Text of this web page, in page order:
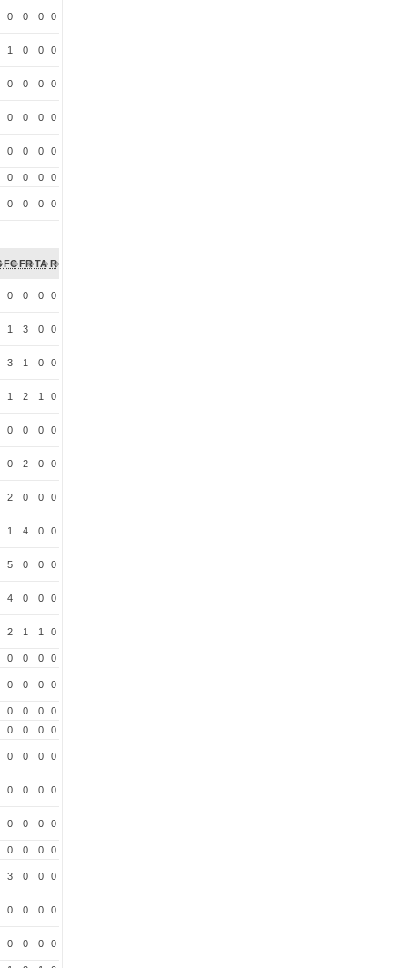
0 0 0 0
1 0 0 0
0 0 0 0
0 0 0 0
0 0 0 0
0 0 0 0
0 0 0 0
FC FR TA R
0 0 0 0
1 3 0 0
3 1 0 0
1 2 1 0
0 0 0 0
0 2 0 0
2 0 0 0
1 4 0 0
5 0 0 0
4 0 0 0
2 1 1 0
0 0 0 0
0 0 0 0
0 0 0
0
0
0 0 0
0 0 0 0
0 0 0 0
0 0 0 0
0 0 0 0
3 0 0 0
0 0 0 0
0 0 0 0